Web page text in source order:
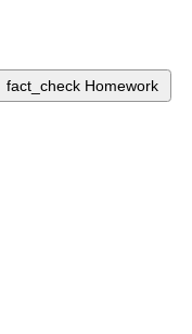
fact_check Homework